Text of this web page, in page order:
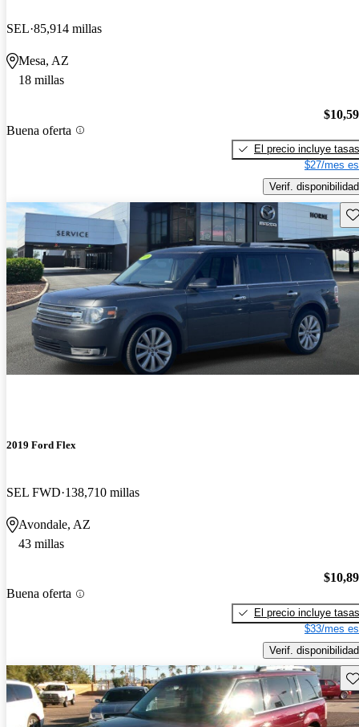
SEL 85,914 millas
Mesa, AZ
18 millas
Buena oferta
El precio incluye tasas
$27/mes
Verif. disponibilidad
2019 Ford Flex
SEL FWD 138,710 millas
Avondale, AZ
43 millas
Buena oferta
El precio incluye tasas
$33/mes
Verif. disponibilidad